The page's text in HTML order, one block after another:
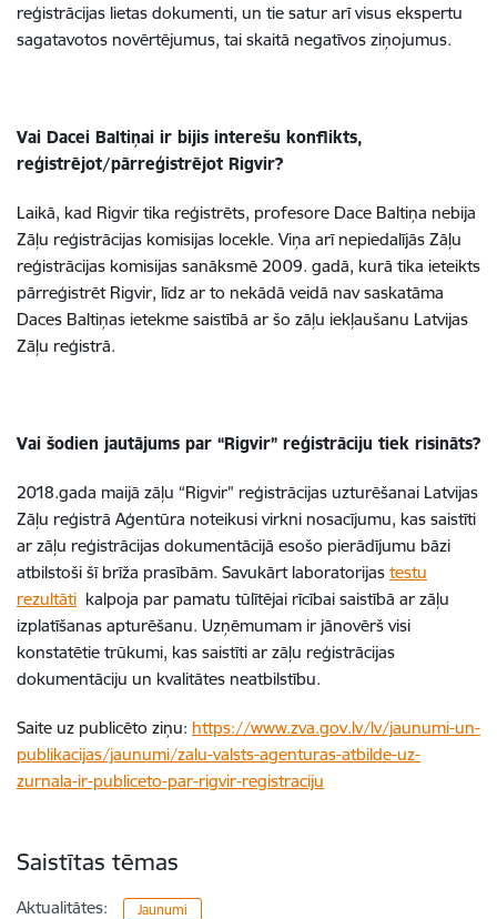
reģistrācijas lietas dokumenti, un tie satur arī visus ekspertu
sagatavotos novērtējumus, tai skaitā negatīvos ziņojumus.
Vai Dacei Baltiņai ir bijis interešu konflikts,
reģistrējot/pārreģistrējot Rigvir?
Laikā, kad Rigvir tika reģistrēts, profesore Dace Baltiņa nebija
Zāļu reģistrācijas komisijas locekle. Viņa arī nepiedalījās Zāļu
reģistrācijas komisijas sanāksmē 2009. gadā, kurā tika ieteikts
pārreģistrēt Rigvir, līdz ar to nekādā veidā nav saskatāma
Daces Baltiņas ietekme saistībā ar šo zāļu iekļaušanu Latvijas
Zāļu reģistrā.
Vai šodien jautājums par “Rigvir” reģistrāciju tiek risināts?
2018.gada maijā zāļu “Rigvir” reģistrācijas uzturēšanai Latvijas
Zāļu reģistrā Aģentūra noteikusi virkni nosacījumu, kas saistīti
ar zāļu reģistrācijas dokumentācijā esošo pierādījumu bāzi
atbilstoši šī brīža prasībām. Savukārt laboratorijas testu
rezultāti kalpoja par pamatu tūlītējai rīcībai saistībā ar zāļu
izplatīšanas apturēšanu. Uzņēmumam ir jānovērš visi
konstatētie trūkumi, kas saistīti ar zāļu reģistrācijas
dokumentāciju un kvalitātes neatbilstību.
Saite uz publicēto ziņu: https://www.zva.gov.lv/lv/jaunumi-un-
publikacijas/jaunumi/zalu-valsts-agenturas-atbilde-uz-
zurnala-ir-publiceto-par-rigvir-registraciju
Saistītas tēmas
Aktualitātes: Jaunumi